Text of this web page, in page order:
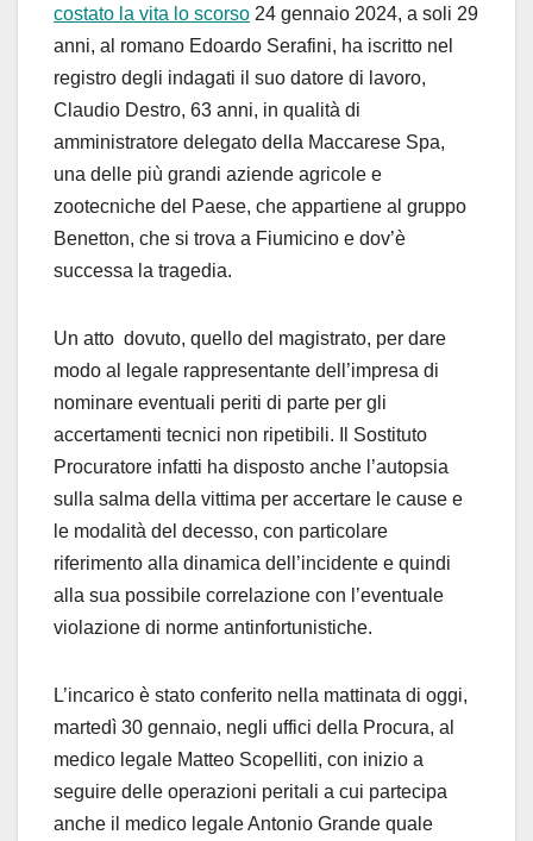
costato la vita lo scorso 24 gennaio 2024, a sol i 29
anni, a romano Edoardo Serafini, ha iscritto nel
registro degl i indagati il suo datore di lavoro,
Claudio Destro, 63 anni, in qualità di
amministratore delegato della Maccarese Spa,
una delle più grandi aziende agricole e
zootecniche del Paese, che appartiene al gruppo
Benetton, che si trova a Fiumicino e dov’è
successa la tragedia.
Un atto dovuto, quello del magistrato, per dare
modo a
legale rappresentante dell ’impresa di
nominare eventuali periti di parte per gli
accertamenti tecnici non ripetibili. Sostituto
Procuratore infatti ha disposto anche ’autopsia
sulla salma della vittima per accertare le cause e
le modalità del decesso, con particolare
riferimento all a dinamica del ’incidente e quindi
al a sua possibile correlazione con l ’eventuale
violazione di norme antinfortunistiche.
L’incarico è stato conferito nella mattinata di oggi,
martedì 30 gennaio, negli uffici della Procura, al
medico legale Matteo Scopelliti, con inizio a
seguire de lle operazioni peritali a cui partecipa
anche il medico legaleAntonio Grande quale